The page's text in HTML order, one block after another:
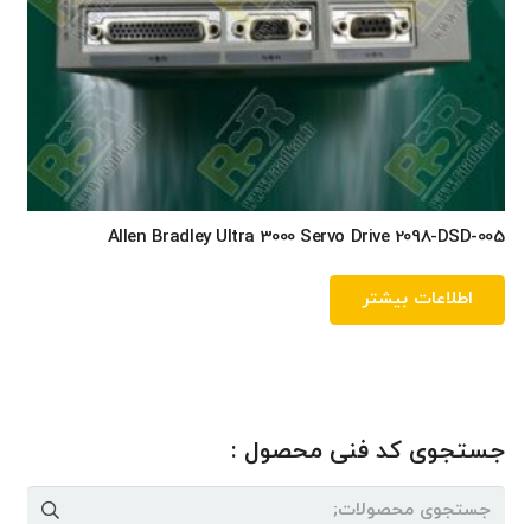
Allen Bradley Ultra 3000 Servo Drive 2098-DSD-005
اطلاعات بیشتر
جستجوی کد فنی محصول :
جستجو